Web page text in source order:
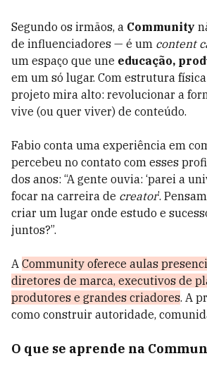
Segundo os irmãos, a Community
de influenciadores — é um content
um espaço que une educação,
em um só lugar. Com estrutura
projeto mira alto: revolucionar a
vive (ou quer viver) de conteúdo.
Fabio conta uma experiência em
percebeu no contato com esses
dos anos: “A gente ouvia: ‘parei a
focar na carreira de creator’.
criar um lugar onde estudo e
juntos?”.
A Community oferece aulas
diretores de marca, executivos de
produtores e grandes criadores. A
como construir autoridade,
O que se aprende na